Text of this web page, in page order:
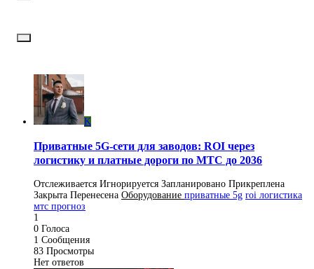
K
Приватные 5G-сети для заводов: ROI через
логистику и платные дороги по МТС до 2036
Отслеживается Игнорируется Запланировано Прикреплена
Закрыта Перенесена Оборудование приватные 5g roi логистика
мтс прогноз
1
0 Голоса
1 Сообщения
83 Просмотры
Нет ответов